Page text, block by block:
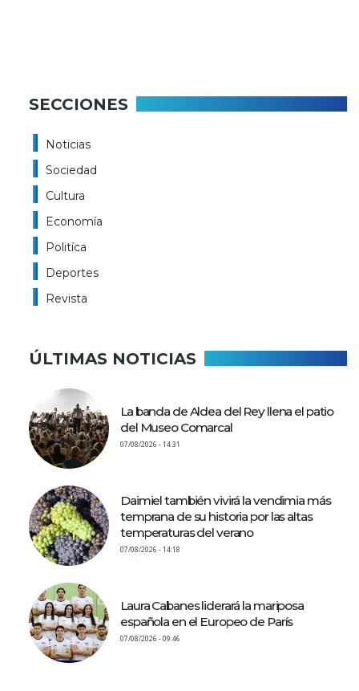
SECCIONES
Noticias
Sociedad
Cultura
Economía
Politíca
Deportes
Revista
ÚLTIMAS NOTICIAS
La banda de Aldea del Rey llena el patio
del Museo Comarcal
07/08/2026 - 14:31
Daimiel también vivirá la vendimia más
temprana de su historia por las altas
temperaturas del verano
07/08/2026 - 14:18
Laura Cabanes liderará la mariposa
española en el Europeo de París
07/08/2026 - 09:46